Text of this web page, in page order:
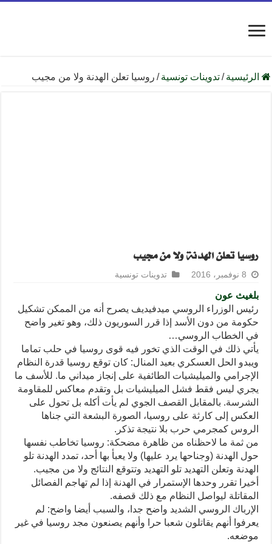
الرئيسية /تدوينات تونسية / روسيا تعلن الهدنة ولا من مجيب
روسيا تعلن الهدنة ولا من مجيب
8 نوفمبر، 2016 تدوينات تونسية
بلغيث عون
رئيس الوزراء الروسي ميدفيديف يصرح أنه من الممكن تشكيل
حكومة من دون الأسد إذا قرر السوريون ذلك، وهو تغير واضح
في الخطاب الروسي…
يأتي ذلك في الوقت الذي تخور فيه قوى روسيا في حلب تماما
ويبدو الحل العسكري بعيد المنال: كان توقع روسيا قدرة النظام
الإجرامي والميليشيات الطائفية على إنجاز ميداني ما. للأسف ما
يجري ليس فقط فشل الميليشيات بل وتقدم معاكس للمقاومة
الشرسة. بالمقابل القصف الجوي لم يأت أكله بل تحول على
العكس إلى كارثة على روسيا، الصورة البشعة التي جناها
الروس كمجرمي حرب بلا نتيجة تذكر.
من ثمة ما لاحظناه من ظاهرة مضحكة: روسيا تخاطب نفسها
حول الهدنة (وجناحها يرد عليها) ولا يعبأ بها أحد، تمدد الهدنة تلو
الهدنة وتعلن التهديد تلو التهديد وتتوقع النتائج ولا من مجيب.
أخيرا تقرر وحدها الإستمرار في الهدنة إذا لم تهاجم الفصائل
المقاتلة ليواصل النظام مع ذلك قصفه.
الإرباك الروسي الشديد واضح جدا، والسبب أيضا واضح: لم
يعرفوا أنهم يقاتلون شعبا حرا وأنهم يصنعون مجد روسيا في غير
موضعه.